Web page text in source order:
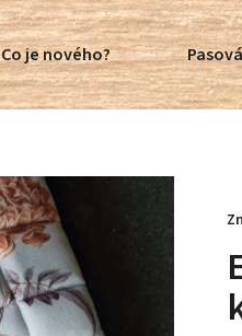
Co je nového?